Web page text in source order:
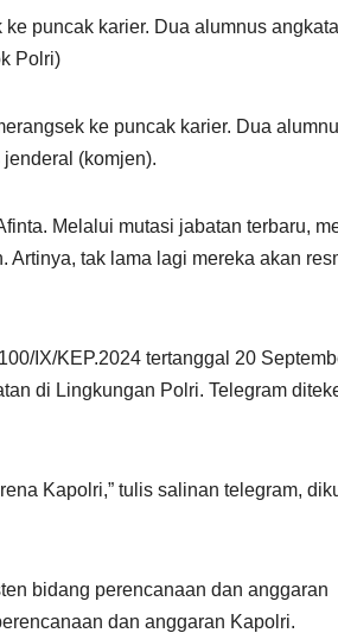
puncak karier. Dua alumnus
Polri)
ke puncak karier. Dua
(komjen).
Melalui mutasi jabatan terbaru,
tak lama lagi mereka akan
IX/KEP.2024 tertanggal 20
di Lingkungan Polri. Telegram
Kapolri,” tulis salinan telegram,
bidang perencanaan dan anggaran
dan anggaran Kapolri.